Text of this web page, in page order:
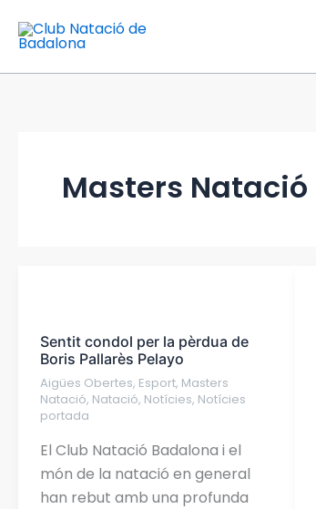
Masters Natació
Sentit condol per la pèrdua de
Boris Pallarès Pelayo
Aigües Obertes, Esport, Masters
Natació, Natació, Notícies, Notícies
portada
El Club Natació Badalona i el
món de la natació en general
han rebut amb una profunda
per
la
pèrdua
de
Boris
Pallarès
Pelayo